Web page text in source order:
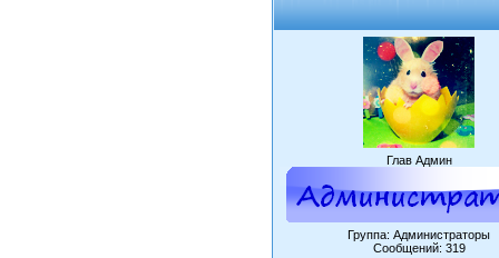
Глав Админ
Группа: Администраторы
Сообщений: 319